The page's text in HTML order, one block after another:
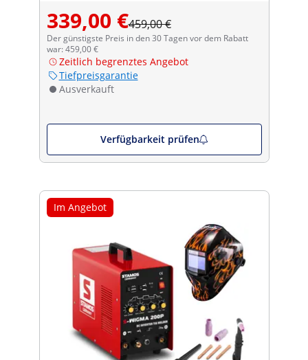
339,00 €459,00 €
Der günstigste Preis in den 30 Tagen vor dem Rabatt
war: 459,00 €
Zeitlich begrenztes Angebot
Tiefpreisgarantie
Ausverkauft
Verfügbarkeit prüfen
Im Angebot